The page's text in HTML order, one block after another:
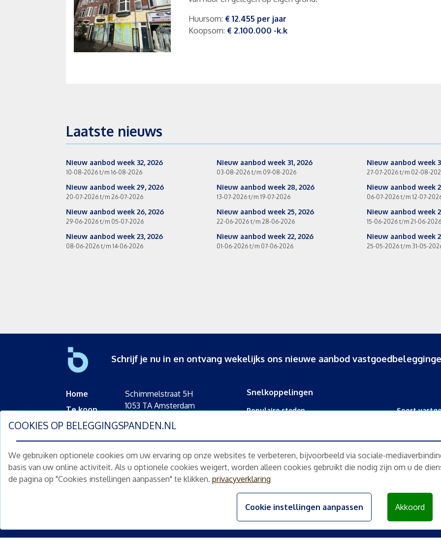
COOKIES OP BELEGGINGSPANDEN.NL
We gebruiken optionele cookies om uw ervaring op onze websites te verbeteren, bijvoorbeeld via sociale-
basis van uw online activiteit. Als u optionele cookies weigert, worden alleen cookies gebruikt die nodig zijn om u de
de pagina op "Cookies instellingen aanpassen" te klikken. privacyverklaring
Cookie instellingen aanpassen Akkoord
Huursom: € 12.455 per jaar
Koopsom: € 2.100.000 -k.k
Laatste nieuws
Nieuw aanbod week 32, 2026
10-08-2026 t/m 16-08-2026
Nieuw aanbod week 31, 2026
03-08-2026 t/m 09-08-2026
Nieuw aanbod week
27-07-2026 t/m 02-08-
Nieuw aanbod week 29, 2026
20-07-2026 t/m 26-07-2026
Nieuw aanbod week 28, 2026
13-07-2026 t/m 19-07-2026
Nieuw aanbod week
06-07-2026 t/m 12-07-
Nieuw aanbod week 26, 2026
29-06-2026 t/m 05-07-2026
Nieuw aanbod week 25, 2026
22-06-2026 t/m 28-06-2026
Nieuw aanbod week
15-06-2026 t/m 21-06-2026
Nieuw aanbod week 23, 2026
08-06-2026 t/m 14-06-2026
Nieuw aanbod week 22, 2026
01-06-2026 t/m 07-06-2026
Nieuw aanbod week
25-05-2026 t/m 31-05-
Schrijf je nu in en ontvang wekelijks ons nieuwe aanbod
Home
Te koop
Nieuws
Diensten
Partners
Contact
Schimmelstraat 5H
1053 TA Amsterdam
+31 (0) 30 225 31 12
Snelkoppelingen
Populaire steden
Beleggingspand kopen Den Haag
Beleggingspand kopen Rotterdam
Beleggingspand kopen Utrecht
Soort
Winkelpand
Kantoorpand
beleggingspanden.nl|Algemene voorwaarden| Privacyverklaring